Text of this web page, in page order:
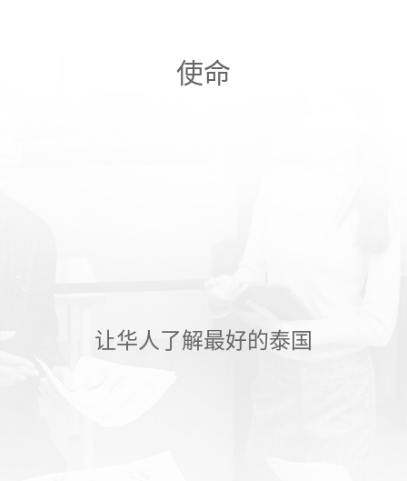
使命
让华人了解最好的泰国